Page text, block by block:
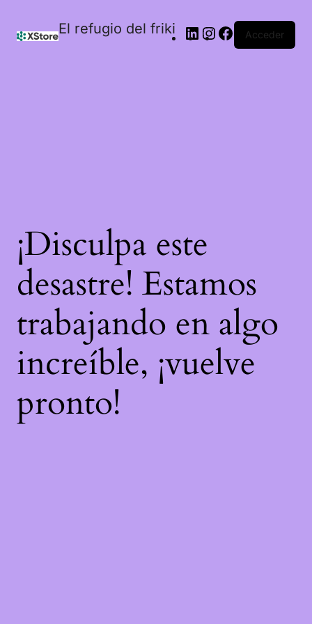
El refugio del friki Acceder
¡Disculpa este
desastre! Estamos
trabajando en algo
increíble, ¡vuelve
pronto!